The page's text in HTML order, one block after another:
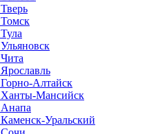
Тверь
Томск
Тула
Ульяновск
Чита
Ярославль
Горно-Алтайск
Ханты-Мансийск
Анапа
Каменск-Уральский